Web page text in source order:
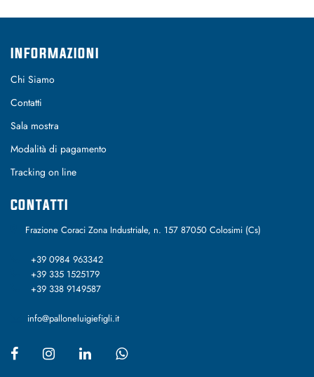
INFORMAZIONI
Chi Siamo
Contatti
Sala mostra
Modalità di pagamento
Tracking on line
CONTATTI
Frazione Coraci Zona Industriale, n. 157 87050 Colosimi (Cs)
+39 0984 963342
+39 335 1525179
+39 338 9149587
info@palloneluigiefigli.it